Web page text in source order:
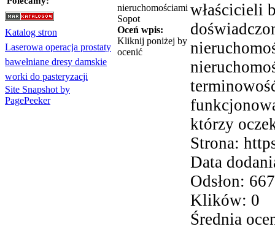
Katalog stron
Laserowa operacja prostaty
bawełniane dresy damskie
worki do pasteryzacji
Site Snapshot by
PagePeeker
Oceń wpis:
Kliknij poniżej by
ocenić
właścicieli
którzy
Strona:
Data
Odsłon: 667
Klików: 0
Średnia